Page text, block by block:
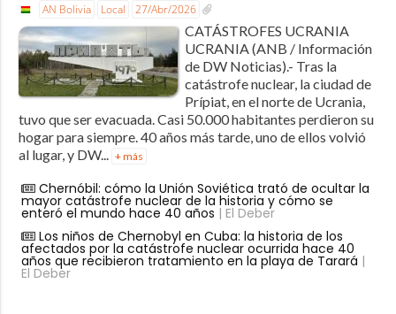
AN Bolivia Local 27/Abr/2026
CATÁSTROFES UCRANIA
UCRANIA (ANB / Información
de DW Noticias).- Tras la
catástrofe nuclear, la ciudad de
Prípiat, en el norte de Ucrania,
tuvo que ser evacuada. Casi 50.000 habitantes perdieron su
hogar para siempre. 40 años más tarde, uno de ellos volvió
al lugar, y DW... + más
Chernóbil: cómo la Unión Soviética trató de ocultar la
mayor catástrofe nuclear de la historia y cómo se
enteró el mundo hace 40 años | El Deber
Los niños de Chernobyl en Cuba: la historia de los
afectados por la catástrofe nuclear ocurrida hace 40
años que recibieron tratamiento en la playa de Tarará |
El Deber